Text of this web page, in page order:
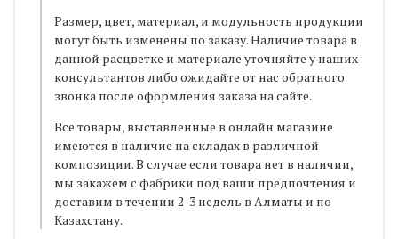
Размер, цвет, материал, и модульность продукции
могут быть изменены по заказу. Наличие товара в
данной расцветке и материале уточняйте у наших
консультантов либо ожидайте от нас обратного
звонка после оформления заказа на сайте.
Все товары, выставленные в онлайн магазине
имеются в наличие на складах в различной
композиции. В случае если товара нет в наличии,
мы закажем с фабрики под ваши предпочтения и
доставим в течении 2-3 недель в Алматы и по
Казахстану.